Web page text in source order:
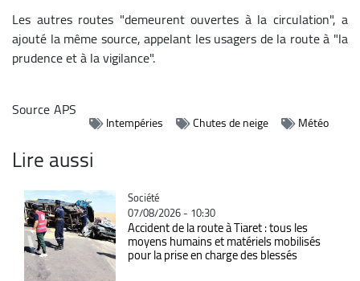
Les autres routes "demeurent ouvertes à la circulation", a
ajouté la même source, appelant les usagers de la route à "la
prudence et à la vigilance".
SourceAPS
Intempéries Chutes de neige Météo
Lire aussi
Catégorie
Société
07/08/2026 - 10:30
Accident de la route à Tiaret : tous les
moyens humains et matériels mobilisés
pour la prise en charge des blessés